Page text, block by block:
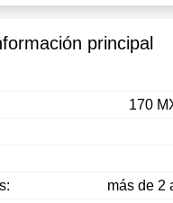
principal
170
más de 2